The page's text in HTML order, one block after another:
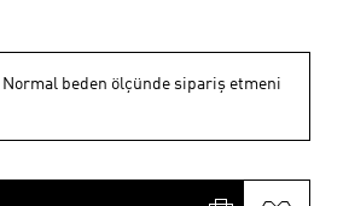
Normal beden ölçünde sipariş etmeni